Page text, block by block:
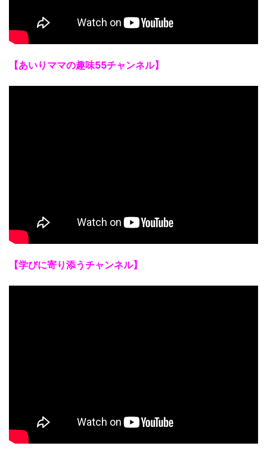
【あいりママの趣味55チャンネル】
【学びに寄り添うチャンネル】